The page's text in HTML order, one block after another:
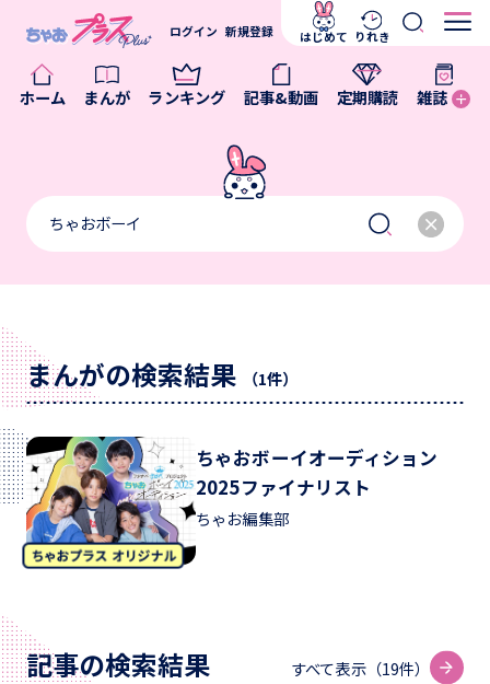
ホーム まんが ランキング 記事&動画 定期購読 雑誌
ログイン 新規登録 はじめて りれき
まんがの検索結果 （1件）
ちゃおボーイオーディション
2025ファイナリスト
ちゃお編集部
記事の検索結果 すべて表示（19件）